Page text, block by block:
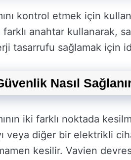
kontrol etmek için
farklı anahtar kullanarak,
tasarrufu sağlamak için
Nasıl
iki farklı noktada
veya diğer bir elektrikli
kesilir. Vavien